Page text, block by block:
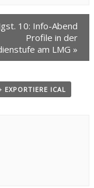
10: Info-Abend
Profile in der
am LMG »
EXPORTIERE ICAL